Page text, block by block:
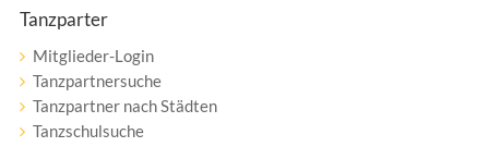
Tanzparter
Mitglieder-Login
Tanzpartnersuche
Tanzpartner nach Städten
Tanzschulsuche